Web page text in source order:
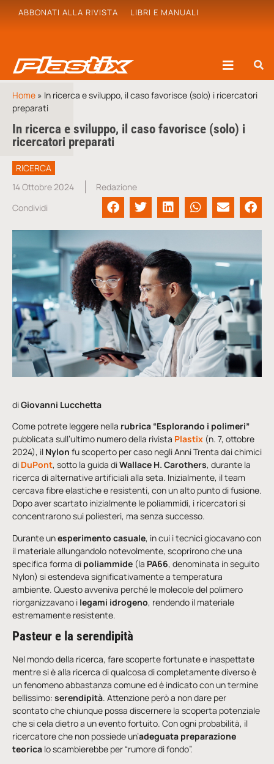
ABBONATI ALLA RIVISTA LIBRI E MANUALI
Home » In ricerca e sviluppo, il caso favorisce (solo) i ricercatori
preparati
In ricerca e sviluppo, il caso favorisce (solo) i
ricercatori preparati
RICERCA
14 Ottobre 2024
Redazione
Condividi
diGiovanni Lucchetta
Come potrete leggere nella rubrica “Esplorando i polimeri”
pubblicata sull’ultimo numero della rivista Plastix (n. 7, ottobre
2024), il Nylon fu scoperto per caso negli Anni Trenta dai chimici
di DuPont, sotto la guida diWallace H. Carothers, durante la
ricerca di alternative artificiali alla seta. Inizialmente, il team
cercava fibre elastiche e resistenti, con un alto punto di fusione.
Dopo aver scartato inizialmente le poliammidi, i ricercatori si
concentrarono sui poliesteri, ma senza successo.
Durante unesperimento casuale, in cui i tecnici giocavano con
il materiale allungandolo notevolmente, scoprirono che una
specifica forma di poliammide (la PA66, denominata in seguito
Nylon) si estendeva significativamente a temperatura
ambiente. Questo avveniva perché le molecole del polimero
riorganizzavano i legami idrogeno, rendendo il materiale
estremamente resistente.
Pasteur e la serendipità
Nel mondo della ricerca, fare scoperte fortunate e inaspettate
mentre si è alla ricerca di qualcosa di completamente diverso è
un fenomeno abbastanza comune ed è indicato con un termine
bellissimo: serendipità. Attenzione però a non dare per
scontato che chiunque possa discernere la scoperta potenziale
che si cela dietro a un evento fortuito. Con ogni probabilità, il
ricercatore che non possiede un’adeguata preparazione
teorica lo scambierebbe per “rumore di fondo”.